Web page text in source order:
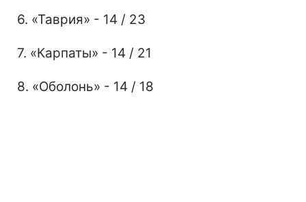
6. «Таврия» - 14 / 23
7. «Карпаты» - 14 / 21
8. «Оболонь» - 14 / 18